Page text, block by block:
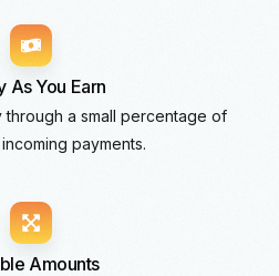
As You Earn
through a small percentage of
payments.
Amounts